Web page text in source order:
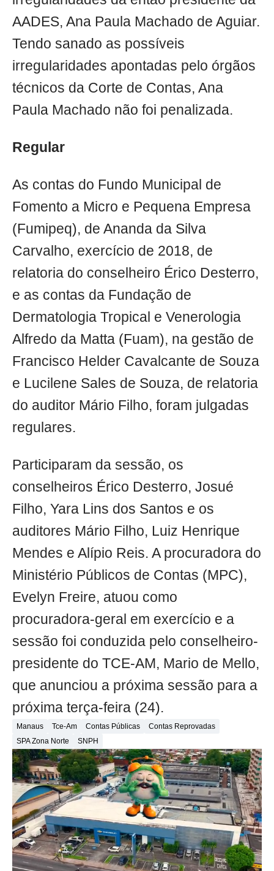
AADES, Ana Paula Machado de Aguiar.
Tendo sanado as possíveis
irregularidades apontadas pelo órgãos
técnicos da Corte de Contas, Ana
Paula Machado não foi penalizada.
Regular
As contas do Fundo Municipal de
Fomento a Micro e Pequena Empresa
(Fumipeq), de Ananda da Silva
Carvalho, exercício de 2018, de
relatoria do conselheiro Érico Desterro,
e as contas da Fundação de
Dermatologia Tropical e Venerologia
Alfredo da Matta (Fuam), na gestão de
Francisco Helder Cavalcante de Souza
e Lucilene Sales de Souza, de relatoria
do auditor Mário Filho, foram julgadas
regulares.
Participaram da sessão, os
conselheiros Érico Desterro, Josué
Filho, Yara Lins dos Santos e os
auditores Mário Filho, Luiz Henrique
Mendes e Alípio Reis. A procuradora do
Ministério Públicos de Contas (MPC),
Evelyn Freire, atuou como
procuradora-geral em exercício e a
sessão foi conduzida pelo conselheiro-
presidente do TCE-AM, Mario de Mello,
que anunciou a próxima sessão para a
próxima terça-feira (24).
Manaus Tce-Am Contas Públicas
Contas Reprovadas
SPA Zona Norte
SNPH